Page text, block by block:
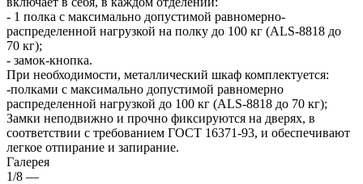
- 1 полка с максимально допустимой равномерно-
распределенной нагрузкой на полку до 100 кг (ALS-8818 до
70 кг);
- замок-кнопка.
При необходимости, металлический шкаф комплектуется:
-полками с максимально допустимой равномерно
распределенной нагрузкой до 100 кг (ALS-8818 до 70 кг);
Замки неподвижно и прочно фиксируются на дверях, в
соответствии с требованием ГОСТ 16371-93, и обеспечивают
легкое отпирание и запирание.
Галерея
1/8 —